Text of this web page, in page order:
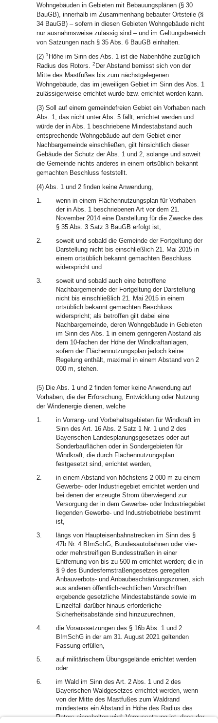
Wohngebäuden in Gebieten mit Bebauungsplänen (§ 30
BauGB), innerhalb im Zusammenhang bebauter Ortsteile (§
34 BauGB) – sofern in diesen Gebieten Wohngebäude nicht
nur ausnahmsweise zulässig sind – und im Geltungsbereich
von Satzungen nach § 35 Abs. 6 BauGB einhalten.
(2) 1 Höhe im Sinn des Abs. 1 ist die Nabenhöhe zuzüglich
Radius des Rotors. 2 Der Abstand bemisst sich von der
Mitte des Mastfußes bis zum nächstgelegenen
Wohngebäude, das im jeweiligen Gebiet im Sinn des Abs. 1
zulässigerweise errichtet wurde bzw. errichtet werden kann.
(3) Soll auf einem gemeindefreien Gebiet ein Vorhaben nach
Abs. 1, das nicht unter Abs. 5 fällt, errichtet werden und
würde der in Abs. 1 beschriebene Mindestabstand auch
entsprechende Wohngebäude auf dem Gebiet einer
Nachbargemeinde einschließen, gilt hinsichtlich dieser
Gebäude der Schutz der Abs. 1 und 2, solange und soweit
die Gemeinde nichts anderes in einem ortsüblich bekannt
gemachten Beschluss feststellt.
(4) Abs. 1 und 2 finden keine Anwendung,
1.
wenn in einem Flächennutzungsplan für Vorhaben
der in Abs. 1 beschriebenen Art vor dem 21.
November 2014 eine Darstellung für die Zwecke des
§ 35 Abs. 3 Satz 3 BauGB erfolgt ist,
2.
soweit und sobald die Gemeinde der Fortgeltung der
Darstellung nicht bis einschließlich 21. Mai 2015 in
einem ortsüblich bekannt gemachten Beschluss
widerspricht und
3.
soweit und sobald auch eine betroffene
Nachbargemeinde der Fortgeltung der Darstellung
nicht bis einschließlich 21. Mai 2015 in einem
ortsüblich bekannt gemachten Beschluss
widerspricht; als betroffen gilt dabei eine
Nachbargemeinde, deren Wohngebäude in Gebieten
im Sinn des Abs. 1 in einem geringeren Abstand als
dem 10-fachen der Höhe der Windkraftanlagen,
sofern der Flächennutzungsplan jedoch keine
Regelung enthält, maximal in einem Abstand von 2
000 m, stehen.
(5) Die Abs. 1 und 2 finden ferner keine Anwendung auf
Vorhaben, die der Erforschung, Entwicklung oder Nutzung
der Windenergie dienen, welche
1.
in Vorrang- und Vorbehaltsgebieten für Windkraft im
Sinn des Art. 16 Abs. 2 Satz 1 Nr. 1 und 2 des
Bayerischen Landesplanungsgesetzes oder auf
Sonderbauflächen oder in Sondergebieten für
Windkraft, die durch Flächennutzungsplan
festgesetzt sind, errichtet werden,
2.
in einem Abstand von höchstens 2 000 m zu einem
Gewerbe- oder Industriegebiet errichtet werden und
bei denen der erzeugte Strom überwiegend zur
Versorgung der in dem Gewerbe- oder Industriegebiet
liegenden Gewerbe- und Industriebetriebe bestimmt
ist,
3.
längs von Haupteisenbahnstrecken im Sinn des §
47b Nr. 4 BImSchG, Bundesautobahnen oder vier-
oder mehrstreifigen Bundesstraßen in einer
Entfernung von bis zu 500 m errichtet werden; die in
§ 9 des Bundesfernstraßengesetzes geregelten
Anbauverbots- und Anbaubeschränkungszonen, sich
aus anderen öffentlich-rechtlichen Vorschriften
ergebende gesetzliche Mindestabstände sowie im
Einzelfall darüber hinaus erforderliche
Sicherheitsabstände sind hinzuzurechnen,
4.
die Voraussetzungen des § 16b Abs. 1 und 2
BImSchG in der am 31. August 2021 geltenden
Fassung erfüllen,
5.
auf militärischem Übungsgelände errichtet werden
oder
6.
im Wald im Sinn des Art. 2 Abs. 1 und 2 des
Bayerischen Waldgesetzes errichtet werden, wenn
von der Mitte des Mastfußes zum Waldrand
mindestens ein Abstand in Höhe des Radius des
Rotors eingehalten wird; Voraussetzung ist, dass der